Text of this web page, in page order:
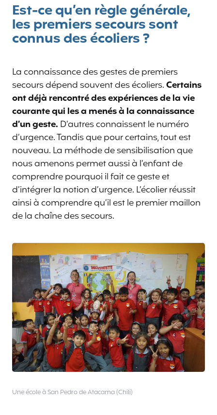
Est-ce qu’en règle générale,
les premiers secours sont
connus des écoliers ?
La connaissance des gestes de premiers
secours dépend souvent des écoliers.Certains
ont déjà rencontré des expériences de la vie
courante qui les a menés à la connaissance
d’un geste. D’autres connaissent le numéro
d’urgence. Tandis que pour certains, tout est
nouveau. La méthode de sensibilisation que
nous amenons permet aussi à l’enfant de
comprendre pourquoi il fait ce geste et
d’intégrer la notion d’urgence. L’écolier réussit
ainsi à comprendre qu’il est le premier maillon
de la chaîne des secours.
Une école à San Pedro de Atacama (Chili)